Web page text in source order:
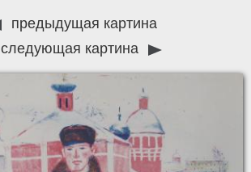
предыдущая картина
следующая картина